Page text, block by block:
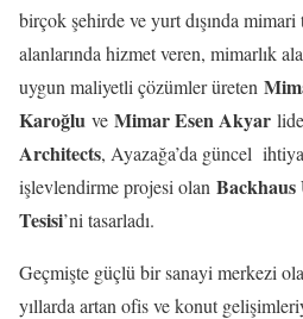
birçok şehirde ve yurt dışında mimari
alanlarında hizmet veren, mimarlık
uygun maliyetli çözümler üreten
Karoğlu ve Mimar Esen Akyar
Architects, Ayazağa’da güncel
işlevlendirme projesi olan Backhaus
Tesisi’ni tasarladı.
Geçmişte güçlü bir sanayi merkezi
yıllarda artan ofis ve konut